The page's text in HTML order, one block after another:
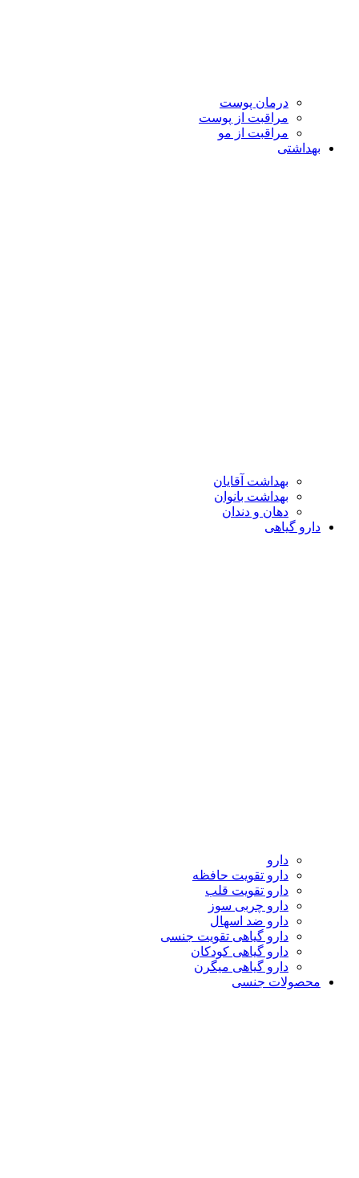
درمان پوست
مراقبت از پوست
مراقبت از مو
بهداشتی
بهداشت آقایان
بهداشت بانوان
دهان و دندان
دارو گیاهی
دارو
دارو تقویت حافظه
دارو تقویت قلب
دارو چربی سوز
دارو ضد اسهال
دارو گیاهی تقویت جنسی
دارو گیاهی کودکان
دارو گیاهی میگرن
محصولات جنسی